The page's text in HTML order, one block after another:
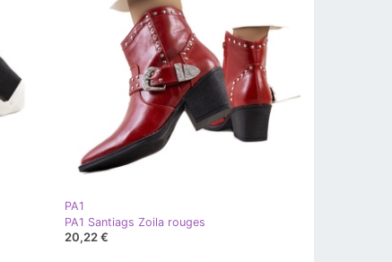
PA1
PA1 Santiags Zoila rouges
20,22 €